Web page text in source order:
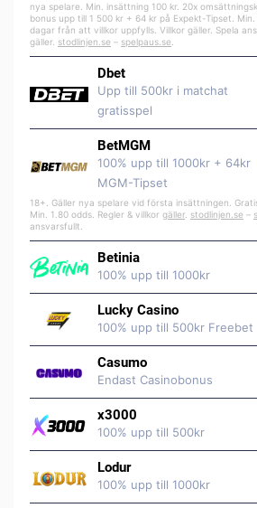
nya spelare. Min. insättning 100 kr. 20x
bonus upp till 1 500 kr + 64 kr på Expekt-Tipset.
dagar från att villkor uppfylls. Villkor gäller. Spela
gäller. stodlinjen.se – spelpaus.se
Dbet
Upp till 500kr i matchat
gratisspel
BetMGM
100% upp till 1000kr + 64kr
MGM-Tipset
18+. Gäller nya spelare vid första insättningen.
Min. 1.80 odds. Regler & villkor gäller stodlinjen.se –
ansvarsfullt.
Betinia
100% upp till 1000kr
Lucky Casino
100% upp till 500kr Freebet
Casumo
Endast Casinobonus
x3000
100% upp till 500kr
Lodur
100% upp till 1000kr